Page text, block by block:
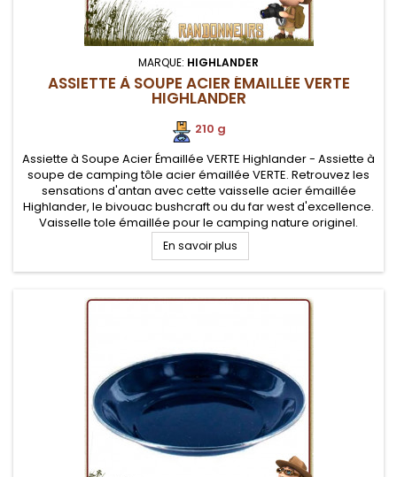
MARQUE: HIGHLANDER
ASSIETTE À SOUPE ACIER ÉMAILLÉE VERTE
HIGHLANDER
210 g
Assiette à Soupe Acier Émaillée VERTE Highlander - Assiette à
soupe de camping tôle acier émaillée VERTE. Retrouvez les
sensations d'antan avec cette vaisselle acier émaillée
Highlander, le bivouac bushcraft ou du far west d'excellence.
Vaisselle tole émaillée pour le camping nature originel.
Robustesse et facilité de nettoyage
En savoir plus